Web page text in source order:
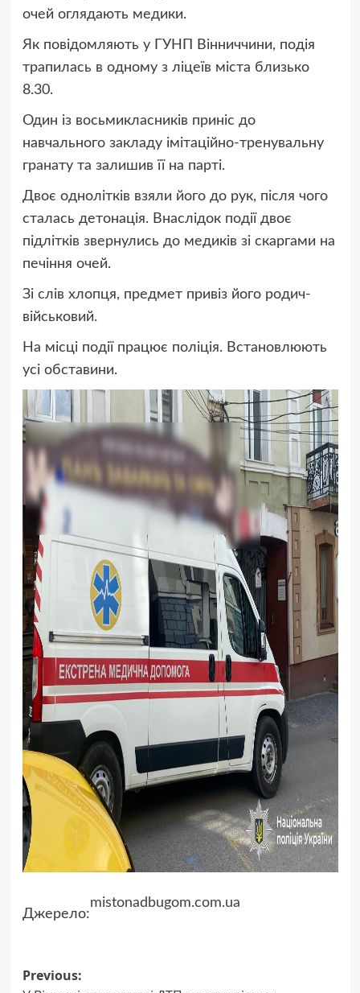
очей оглядають медики.
Як повідомляють у ГУНП Вінниччини, подія
трапилась в одному з ліцеїв міста близько
8.30.
Один із восьмикласників приніс до
навчального закладу імітаційно-тренувальну
гранату та залишив її на парті.
Двоє однолітків взяли його до рук, після чого
сталась детонація. Внаслідок події двоє
підлітків звернулись до медиків зі скаргами на
печіння очей.
Зі слів хлопця, предмет привіз його родич-
військовий.
На місці події працює поліція. Встановлюють
усі обставини.
Джерело:
mistonadbugom.com.ua
Post
Previous: